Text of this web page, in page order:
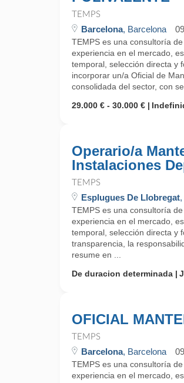
TEMPS
Barcelona, Barcelona
TEMPS es una consultoría
experiencia en el mercado,
temporal, selección directa y
incorporar un/a Oficial de
consolidada del sector, con
29.000 € - 30.000 €
Operario/a
Instalaciones
TEMPS
Esplugues De Llobregat
TEMPS es una consultoría
experiencia en el mercado,
temporal, selección directa y
transparencia, la
resume en ...
De duracion determinada
OFICIAL
TEMPS
Barcelona, Barcelona
TEMPS es una consultoría
experiencia en el mercado,